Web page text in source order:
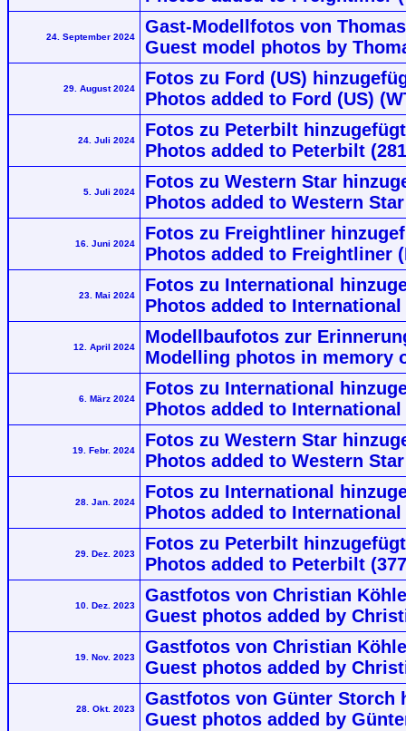
24. September 2024
Gast-Modellfotos von
Guest model photos by
29. August 2024
Fotos zu Ford (US)
Photos added to Ford (US)
24. Juli 2024
Fotos zu Peterbilt
Photos added to Peterbilt
5. Juli 2024
Fotos zu Western Star
Photos added to Western
16. Juni 2024
Fotos zu Freightliner
Photos added to Freightliner
23. Mai 2024
Fotos zu International
Photos added to
12. April 2024
Modellbaufotos zur
Modelling photos in memory
6. März 2024
Fotos zu International
Photos added to
19. Febr. 2024
Fotos zu Western Star
Photos added to Western
28. Jan. 2024
Fotos zu International
Photos added to
29. Dez. 2023
Fotos zu Peterbilt
Photos added to Peterbilt
10. Dez. 2023
Gastfotos von Christian
Guest photos added by
19. Nov. 2023
Gastfotos von Christian
Guest photos added by
28. Okt. 2023
Gastfotos von Günter Storch
Guest photos added by